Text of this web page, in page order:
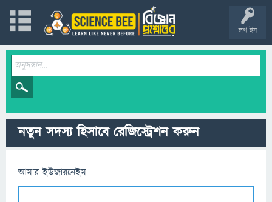
লগ ইন
নতুন সদস্য হিসাবে রেজিস্ট্রেশন করুন
আমার ইউজারনেইম